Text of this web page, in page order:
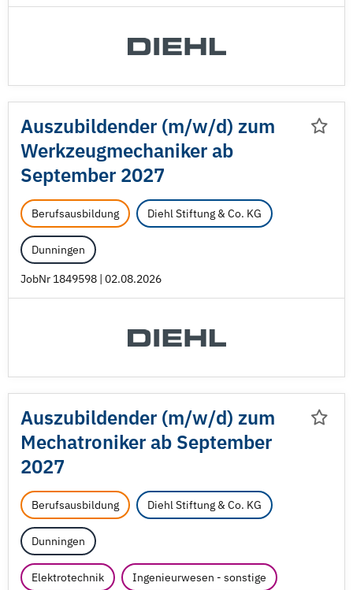
Auszubildender (m/w/d) zum
Werkzeugmechaniker ab
September 2027
Berufsausbildung Diehl Stiftung & Co. KG
Dunningen
JobNr 1849598 | 02.08.2026
Auszubildender (m/w/d) zum
Mechatroniker ab September
2027
Berufsausbildung Diehl Stiftung & Co. KG
Dunningen
Elektrotechnik Ingenieurwesen - sonstige